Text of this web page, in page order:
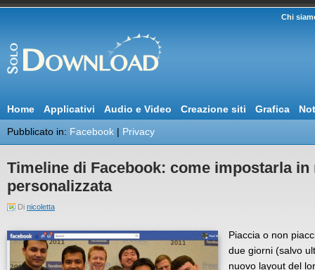
Chi
Home Applicativi Audio e Video Creazione siti Grafica
Pubblicato in: Facebook | Privacy
Timeline di Facebook: come impostarla in
personalizzata
Di nicoletta
Piaccia o non
due giorni (salvo
nuovo layout del